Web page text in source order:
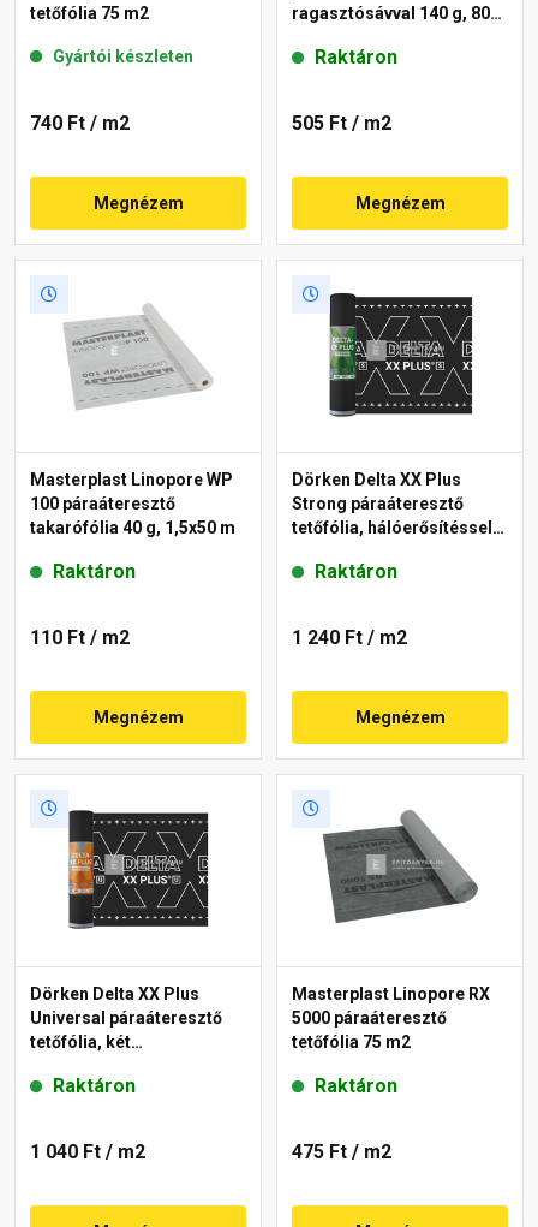
tetőfólia 75 m2
Gyártói készleten
740 Ft / m2
Megnézem
ragasztósávval 140 g, 80
Raktáron
505 Ft / m2
Megnézem
Masterplast Linopore WP
100 páraáteresztő
takarófólia 40 g, 1,5x50 m
Raktáron
110 Ft / m2
Megnézem
Dörken Delta XX Plus
Strong páraáteresztő
tetőfólia, hálóerősítéssel,
g/m²Raktáron
1 240 Ft / m2
Megnézem
Dörken Delta XX Plus
Universal páraáteresztő
tetőfólia, két
Raktáron
1 040 Ft / m2
Masterplast Linopore RX
5000 páraáteresztő
tetőfólia 75 m2
Raktáron
475 Ft / m2